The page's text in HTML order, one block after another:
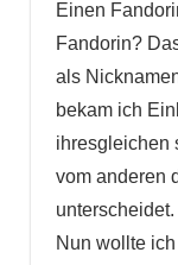
Einen
Fandorin?
als
bekam ich
ihresgleichen
vom anderen
unterscheidet.
Nun wollte